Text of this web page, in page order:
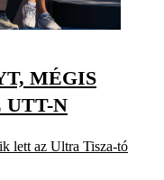
MÉGIS
UTT-N
lett az Ultra Tisza-tó